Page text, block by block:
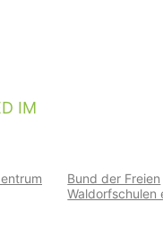
IM
Bund der Freien
Waldorfschulen